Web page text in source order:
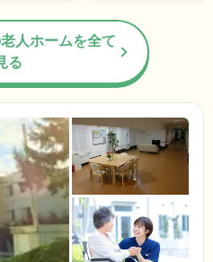
人ホームを全て
る